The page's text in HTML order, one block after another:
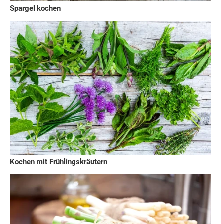
Spargel kochen
Kochen mit Frühlingskräutern